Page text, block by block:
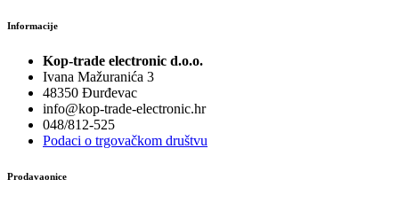
Informacije
Kop-trade electronic d.o.o.
Ivana Mažuranića 3
48350 Đurđevac
info@kop-trade-electronic.hr
048/812-525
Podaci o trgovačkom društvu
Prodavaonice